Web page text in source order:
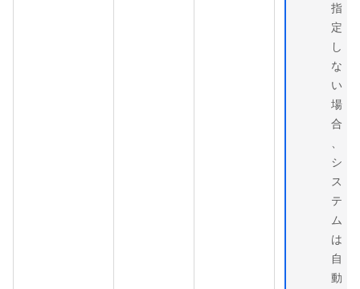
指
定
し
な
い
場
合
シ
ス
テ
ム
は
自
動